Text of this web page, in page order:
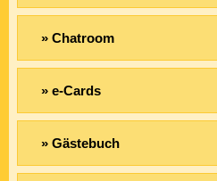
» Chatroom
» e-Cards
» Gästebuch